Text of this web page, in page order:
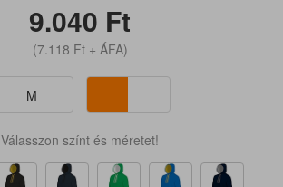
9.040 Ft
(7.118 Ft+ ÁFA)
M
Válasszon színt és méretet!